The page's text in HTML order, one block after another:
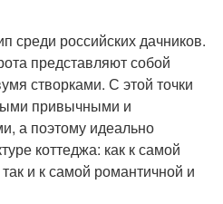
среди российских дачников.
представляют собой
створками. С этой точки
привычными и
а поэтому идеально
коттеджа: как к самой
и к самой романтичной и